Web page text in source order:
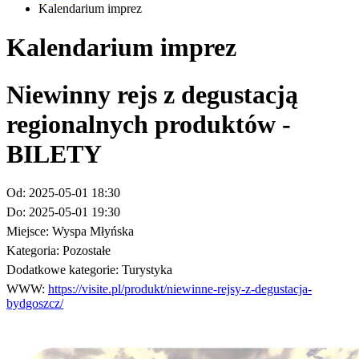
Kalendarium imprez
Kalendarium imprez
Niewinny rejs z degustacją
regionalnych produktów -
BILETY
Od: 2025-05-01 18:30
Do: 2025-05-01 19:30
Miejsce: Wyspa Młyńska
Kategoria: Pozostałe
Dodatkowe kategorie: Turystyka
WWW: https://visite.pl/produkt/niewinne-rejsy-z-degustacja-
bydgoszcz/